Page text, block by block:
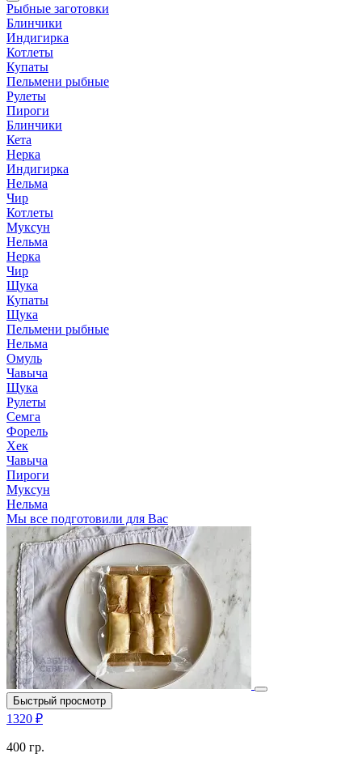
Рыбные заготовки
Блинчики
Индигирка
Котлеты
Купаты
Пельмени рыбные
Рулеты
Пироги
Блинчики
Кета
Нерка
Индигирка
Нельма
Чир
Котлеты
Муксун
Нельма
Нерка
Чир
Щука
Купаты
Щука
Пельмени рыбные
Нельма
Омуль
Чавыча
Щука
Рулеты
Семга
Форель
Хек
Чавыча
Пироги
Муксун
Нельма
Мы все подготовили для Вас
Быстрый просмотр
1320 ₽
400 гр.